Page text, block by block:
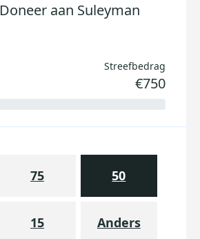
Doneer aan Suleyman
Streefbedrag
€750
75 50
15 Anders